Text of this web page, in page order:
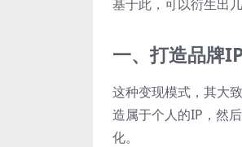
基于此，可以衍生出
一、打造品牌
这种变现模式，其大
造属于个人的IP，然
化。